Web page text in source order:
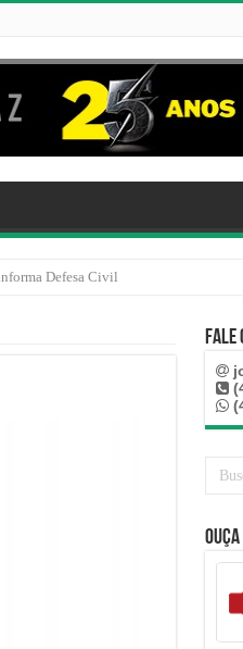
Fale